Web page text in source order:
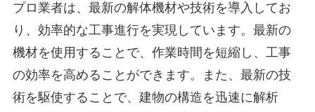
プロ業者は、最新の解体機材や技術を導入してお
り、効率的な工事進行を実現しています。最新の
機材を使用することで、作業時間を短縮し、工事
の効率を高めることができます。また、最新の技
術を駆使することで、建物の構造を迅速に解析